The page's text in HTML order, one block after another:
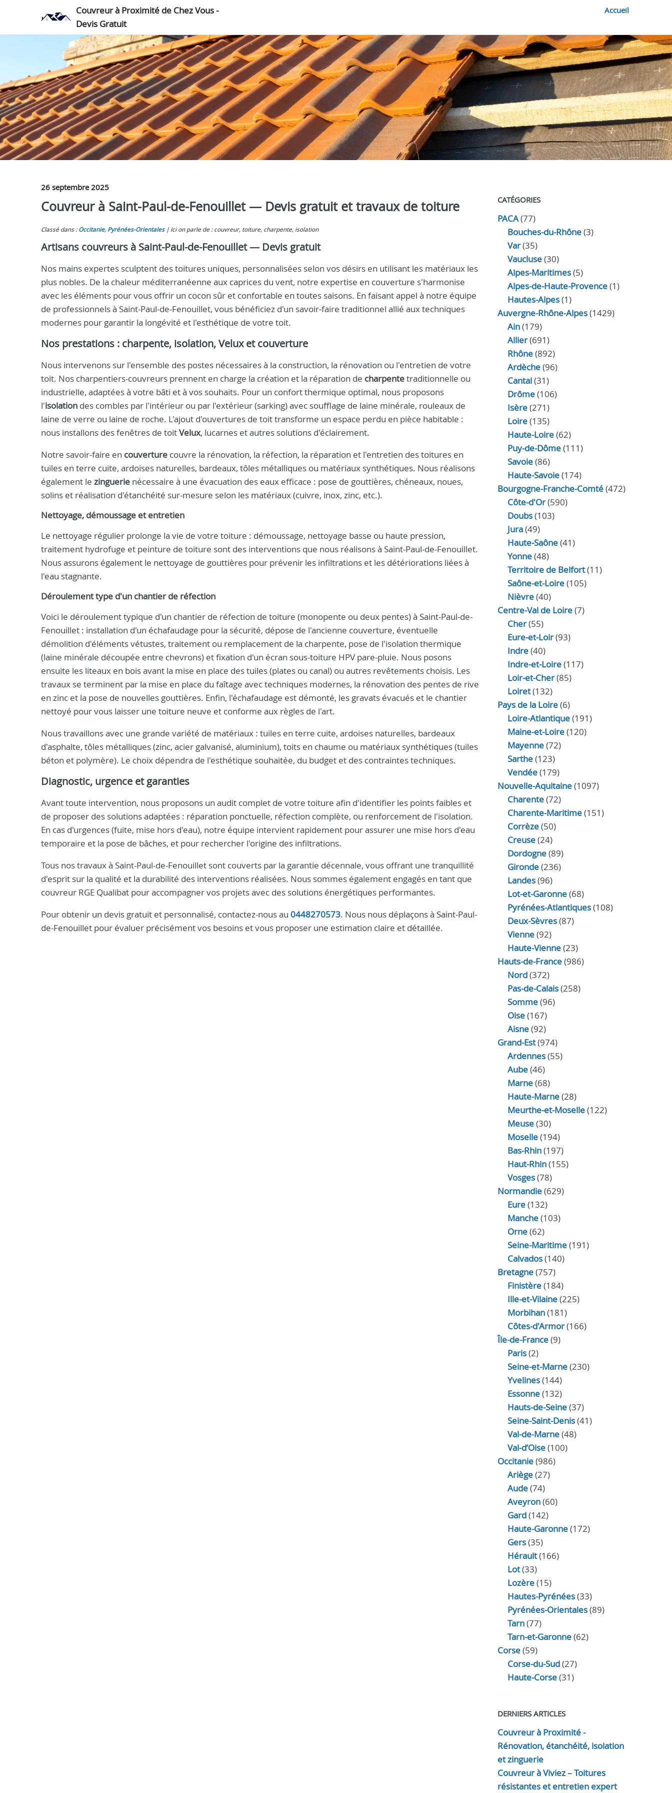
Couvreur à Proximité de Chez Vous -
Devis Gratuit
Accueil
26 septembre 2025
Couvreur à Saint-Paul-de-Fenouillet — Devis gratuit et travaux de toiture
Classé dans : Occitanie, Pyrénées-Orientales Ici on parle de : couvreur, toiture, charpente, isolation
Artisans couvreurs à Saint-Paul-de-Fenouillet — Devis gratuit
Nos mains expertes sculptent des toitures uniques, personnalisées selon vos désirs en utilisant les matériaux les
plus nobles. De la chaleur méditerranéenne aux caprices du vent, notre expertise en couverture s'harmonise
avec les éléments pour vous offrir un cocon sûr et confortable en toutes saisons. En faisant appel à notre équipe
de professionnels à Saint-Paul-de-Fenouillet, vous bénéficiez d'un savoir‑faire traditionnel allié aux techniques
modernes pour garantir la longévité et l'esthétique de votre toit.
Nos prestations : charpente, isolation, Velux et couverture
Nous intervenons sur l'ensemble des postes nécessaires à la construction, la rénovation ou l'entretien de votre
toit. Nos charpentiers-couvreurs prennent en charge la création et la réparation de charpentetraditionnelle ou
industrielle, adaptées à votre bâti et à vos souhaits. Pour un confort thermique optimal, nous proposons
l'isolation des combles par l'intérieur ou par l'extérieur (sarking) avec soufflage de laine minérale, rouleaux de
laine de verre ou laine de roche. L'ajout d'ouvertures de toit transforme un espace perdu en pièce habitable :
nous installons des fenêtres de toitVelux, lucarnes et autres solutions d'éclairement.
Notre savoir-faire en couverture couvre la rénovation, la réfection, la réparation et l'entretien des toitures en
tuiles en terre cuite, ardoises naturelles, bardeaux, tôles métalliques ou matériaux synthétiques. Nous réalisons
également le zinguerie nécessaire à une évacuation des eaux efficace : pose de gouttières, chéneaux, noues,
solins et réalisation d'étanchéité sur-mesure selon les matériaux (cuivre, inox, zinc, etc.).
Nettoyage, démoussage et entretien
Le nettoyage régulier prolonge la vie de votre toiture : démoussage, nettoyage basse ou haute pression,
traitement hydrofuge et peinture de toiture sont des interventions que nous réalisons à Saint-Paul-de-Fenouillet.
Nous assurons également le nettoyage de gouttières pour prévenir les infiltrations et les détériorations liées à
l'eau stagnante.
Déroulement type d'un chantier de réfection
Voici le déroulement typique d'un chantier de réfection de toiture (monopente ou deux pentes) à Saint-Paul-de-
Fenouillet : installation d'un échafaudage pour la sécurité, dépose de l'ancienne couverture, éventuelle
démolition d'éléments vétustes, traitement ou remplacement de la charpente, pose de l'isolation thermique
(laine minérale découpée entre chevrons) et fixation d'un écran sous-toiture HPV pare-pluie. Nous posons
ensuite les liteaux en bois avant la mise en place des tuiles (plates ou canal) ou autres revêtements choisis. Les
travaux se terminent par la mise en place du faîtage avec techniques modernes, la rénovation des pentes de rive
en zinc et la pose de nouvelles gouttières. Enfin, l'échafaudage est démonté, les gravats évacués et le chantier
nettoyé pour vous laisser une toiture neuve et conforme aux règles de l'art.
Nous travaillons avec une grande variété de matériaux : tuiles en terre cuite, ardoises naturelles, bardeaux
d'asphalte, tôles métalliques (zinc, acier galvanisé, aluminium), toits en chaume ou matériaux synthétiques (tuiles
béton et polymère). Le choix dépendra de l'esthétique souhaitée, du budget et des contraintes techniques.
Diagnostic, urgence et garanties
Avant toute intervention, nous proposons un audit complet de votre toiture afin d'identifier les points faibles et
de proposer des solutions adaptées : réparation ponctuelle, réfection complète, ou renforcement de l'isolation.
En cas d'urgences (fuite, mise hors d'eau), notre équipe intervient rapidement pour assurer une mise hors d'eau
temporaire et la pose de bâches, et pour rechercher l'origine des infiltrations.
Tous nos travaux à Saint-Paul-de-Fenouillet sont couverts par la garantie décennale, vous offrant une tranquillité
d'esprit sur la qualité et la durabilité des interventions réalisées. Nous sommes également engagés en tant que
couvreur RGE Qualibat pour accompagner vos projets avec des solutions énergétiques performantes.
Pour obtenir un devis gratuit et personnalisé, contactez-nous au 0448270573. Nous nous déplaçons à Saint-Paul-
de-Fenouillet pour évaluer précisément vos besoins et vous proposer une estimation claire et détaillée.
CATÉGORIES
PACA(77)
Bouches-du-Rhône(3)
Var(35)
Vaucluse(30)
Alpes-Maritimes(5)
Alpes-de-Haute-Provence(1)
Hautes-Alpes(1)
Auvergne-Rhône-Alpes(1429)
Ain(179)
Allier(691)
Rhône(892)
Ardèche(96)
Cantal(31)
Drôme(106)
Isère(271)
Loire(135)
Haute-Loire(62)
Puy-de-Dôme(111)
Savoie(86)
Haute-Savoie(174)
Bourgogne-Franche-Comté(472)
Côte-d'Or(590)
Doubs(103)
Jura(49)
Haute‑Saône(41)
Yonne(48)
Territoire de Belfort(11)
Saône-et-Loire(105)
Nièvre(40)
Centre-Val de Loire(7)
Cher(55)
Eure‑et‑Loir(93)
Indre(40)
Indre‑et‑Loire(117)
Loir‑et‑Cher(85)
Loiret(132)
Pays de la Loire(6)
Loire-Atlantique(191)
Maine-et-Loire(120)
Mayenne(72)
Sarthe(123)
Vendée(179)
Nouvelle-Aquitaine(1097)
Charente(72)
Charente-Maritime(151)
Corrèze(50)
Creuse(24)
Dordogne(89)
Gironde(236)
Landes(96)
Lot-et-Garonne(68)
Pyrénées-Atlantiques(108)
Deux-Sèvres(87)
Vienne(92)
Haute-Vienne(23)
Hauts-de-France(986)
Nord(372)
Pas-de-Calais(258)
Somme(96)
Oise(167)
Aisne(92)
Grand-Est(974)
Ardennes(55)
Aube(46)
Marne(68)
Haute-Marne(28)
Meurthe-et-Moselle(122)
Meuse(30)
Moselle(194)
Bas-Rhin(197)
Haut-Rhin(155)
Vosges(78)
Normandie(629)
Eure(132)
Manche(103)
Orne(62)
Seine-Maritime(191)
Calvados(140)
Bretagne(757)
Finistère(184)
Ille-et-Vilaine(225)
Morbihan(181)
Côtes-d'Armor(166)
Île-de-France(9)
Paris(2)
Seine-et-Marne(230)
Yvelines(144)
Essonne(132)
Hauts-de-Seine(37)
Seine-Saint-Denis(41)
Val-de-Marne(48)
Val-d’Oise(100)
Occitanie(986)
Ariège(27)
Aude(74)
Aveyron(60)
Gard(142)
Haute-Garonne(172)
Gers(35)
Hérault(166)
Lot(33)
Lozère(15)
Hautes-Pyrénées(33)
Pyrénées-Orientales(89)
Tarn(77)
Tarn-et-Garonne(62)
Corse(59)
Corse-du-Sud(27)
Haute-Corse(31)
DERNIERS ARTICLES
Couvreur à Proximité -
Rénovation, étanchéité, isolation
et zinguerie
Couvreur à Viviez – Toitures
résistantes et entretien expert